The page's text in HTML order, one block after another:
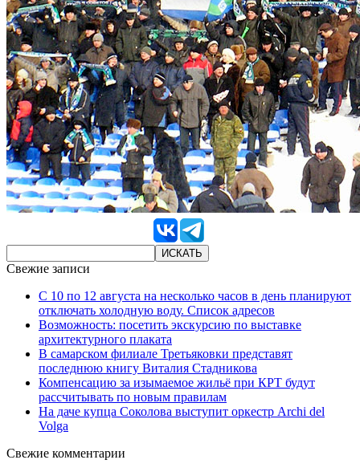
Свежие записи
С 10 по 12 августа на несколько часов в день планируют
отключать холодную воду. Список адресов
Возможность: посетить экскурсию по выставке
архитектурного плаката
В самарском филиале Третьяковки представят
последнюю книгу Виталия Стадникова
Компенсацию за изымаемое жильё при КРТ будут
рассчитывать по новым правилам
На даче купца Соколова выступит оркестр Archi del
Volga
Свежие комментарии